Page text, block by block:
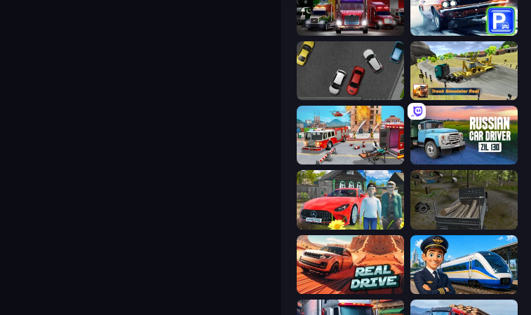
Big Euro Truck Driving Real Car Parking
Time to Park Truck Simulator Real
Fireman 2024 Russian Car Driver ZIL 130
Speedboy: History with Grandfather Russian Delivery Club Baikal
Real Drive 3D Parking Games Idle Train Empire Tycoon